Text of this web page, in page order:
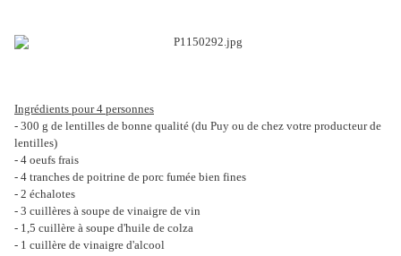
Ingrédients pour 4 personnes
- 300 g de lentilles de bonne qualité (du Puy ou de chez votre producteur de
lentilles)
- 4 oeufs frais
- 4 tranches de poitrine de porc fumée bien fines
- 2 échalotes
- 3 cuillères à soupe de vinaigre de vin
- 1,5 cuillère à soupe d'huile de colza
- 1 cuillère de vinaigre d'alcool